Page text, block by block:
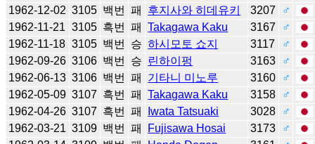
1962-12-02 3105 백번 패 후지사와 히데유키 3207
♂
1962-11-21 3105 흑번 패 Takagawa Kaku 3167
♂
1962-11-18 3105 백번 승 하시모토 쇼지 3117
♂
1962-09-26 3106 백번 승 린하이펑 3163
♂
1962-06-13 3106 백번 패 기타니 미노루 3160
♂
1962-05-09 3107 흑번 패 Takagawa Kaku 3158
♂
1962-04-26 3107 흑번 패 Iwata Tatsuaki 3028
♂
1962-03-21 3109 백번 패 Fujisawa Hosai 3173
♂